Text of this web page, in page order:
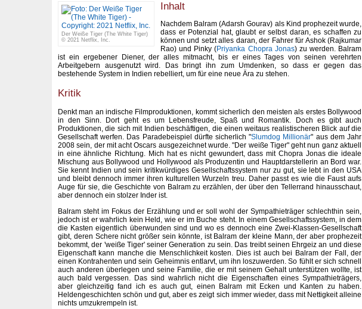
Der Weiße Tiger (The White Tiger)
© 2021 Netflix, Inc.
Inhalt
Nachdem Balram (Adarsh Gourav) als Kind prophezeit wurde,
dass er Potenzial hat, glaubt er selbst daran, es schaffen zu
können und setzt alles daran, der Fahrer für Ashok (Rajkumar
Rao) und Pinky (Priyanka Chopra Jonas) zu werden. Balram
ist ein ergebener Diener, der alles mitmacht, bis er eines Tages von seinen verehrten
Arbeitgebern ausgenutzt wird. Das bringt ihn zum Umdenken, so dass er gegen das
bestehende System in Indien rebelliert, um für eine neue Ära zu stehen.
Kritik
Denkt man an indische Filmproduktionen, kommt sicherlich den meisten als erstes Bollywood
in den Sinn. Dort geht es um Lebensfreude, Spaß und Romantik. Doch es gibt auch
Produktionen, die sich mit Indien beschäftigen, die einen weitaus realistischeren Blick auf die
Gesellschaft werfen. Das Paradebeispiel dürfte sicherlich "Slumdog Millionär" aus dem Jahr
2008 sein, der mit acht Oscars ausgezeichnet wurde. "Der weiße Tiger" geht nun ganz aktuell
in eine ähnliche Richtung. Mich hat es nicht gewundert, dass mit Chopra Jonas die ideale
Mischung aus Bollywood und Hollywood als Produzentin und Hauptdarstellerin an Bord war.
Sie kennt Indien und sein kritikwürdiges Gesellschaftssystem nur zu gut, sie lebt in den USA
und bleibt dennoch immer ihren kulturellen Wurzeln treu. Daher passt es wie die Faust aufs
Auge für sie, die Geschichte von Balram zu erzählen, der über den Tellerrand hinausschaut,
aber dennoch ein stolzer Inder ist.
Balram steht im Fokus der Erzählung und er soll wohl der Sympathieträger schlechthin sein,
jedoch ist er wahrlich kein Held, wie er im Buche steht. In einem Gesellschaftssystem, in dem
die Kasten eigentlich überwunden sind und wo es dennoch eine Zwei-Klassen-Gesellschaft
gibt, deren Schere nicht größer sein könnte, ist Balram der kleine Mann, der aber prophezeit
bekommt, der 'weiße Tiger' seiner Generation zu sein. Das treibt seinen Ehrgeiz an und diese
Eigenschaft kann manche die Menschlichkeit kosten. Dies ist auch bei Balram der Fall, der
einen Kontrahenten und sein Geheimnis entlarvt, um ihn loszuwerden. So fühlt er sich schnell
auch anderen überlegen und seine Familie, die er mit seinem Gehalt unterstützen wollte, ist
auch bald vergessen. Das sind wahrlich nicht die Eigenschaften eines Sympathieträgers,
aber gleichzeitig fand ich es auch gut, einen Balram mit Ecken und Kanten zu haben.
Heldengeschichten schön und gut, aber es zeigt sich immer wieder, dass mit Nettigkeit alleine
nichts umzukrempeln ist.